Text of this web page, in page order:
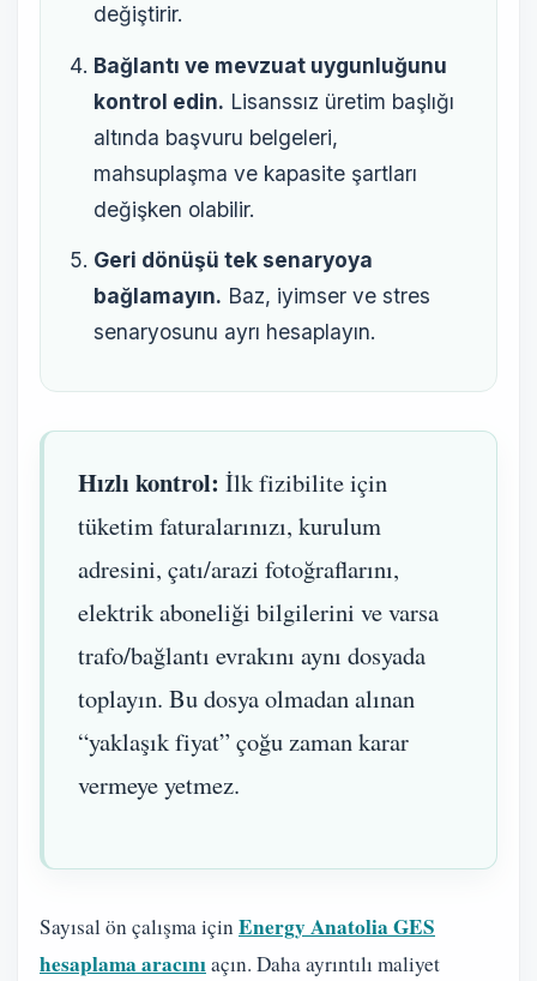
değiştirir.
Bağlantı ve mevzuat uygunluğunu
kontrol edin. Lisanssız üretim başlığı
altında başvuru belgeleri,
mahsuplaşma ve kapasite şartları
değişken olabilir.
Geri dönüşü tek senaryoya
bağlamayın. Baz, iyimser ve stres
senaryosunu ayrı hesaplayın.
Hızlı kontrol: İlk fizibilite için
tüketim faturalarınızı, kurulum
adresini, çatı/arazi fotoğraflarını,
elektrik aboneliği bilgilerini ve varsa
trafo/bağlantı evrakını aynı dosyada
toplayın. Bu dosya olmadan alınan
“yaklaşık fiyat” çoğu zaman karar
vermeye yetmez.
Sayısal ön çalışma içinEnergy Anatolia GES
hesaplama aracınıaçın. Daha ayrıntılı maliyet